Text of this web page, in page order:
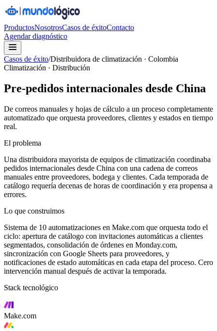
ProductosNosotrosCasos de éxitoContacto
Agendar diagnóstico
Casos de éxito/Distribuidora de climatización · Colombia
Climatización · Distribución
Pre-pedidos internacionales desde China
De correos manuales y hojas de cálculo a un proceso completamente
automatizado que orquesta proveedores, clientes y estados en tiempo
real.
El problema
Una distribuidora mayorista de equipos de climatización coordinaba
pedidos internacionales desde China con una cadena de correos
manuales entre proveedores, bodega y clientes. Cada temporada de
catálogo requería decenas de horas de coordinación y era propensa a
errores.
Lo que construimos
Sistema de 10 automatizaciones en Make.com que orquesta todo el
ciclo: apertura de catálogo con invitaciones automáticas a clientes
segmentados, consolidación de órdenes en Monday.com,
sincronización con Google Sheets para proveedores, y
notificaciones de estado automáticas en cada etapa del proceso. Cero
intervención manual después de activar la temporada.
Stack tecnológico
Make.com